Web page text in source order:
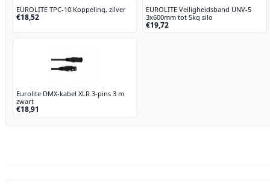
EUROLITE TPC-10 Koppeling, zilver
€18,52
EUROLITE Veiligheidsband UNV-5
3x600mm tot 5kg silo
€19,72
Eurolite DMX-kabel XLR 3-pins 3 m
zwart
€18,91